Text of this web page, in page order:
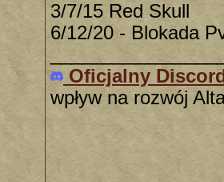
3/7/15 Red Skull
6/12/20 - Blokada
Oficjalny
wpływ na rozwój